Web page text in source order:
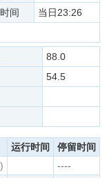
间
当日23:26
88.0
54.5
运行时间
停留时间
----